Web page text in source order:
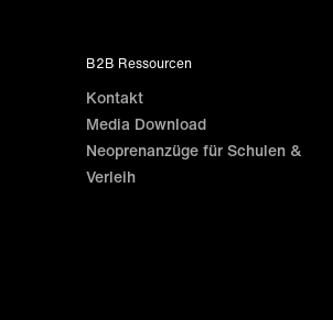
B2B Ressourcen
Kontakt
Media Download
Neoprenanzüge für Schulen &
Verleih